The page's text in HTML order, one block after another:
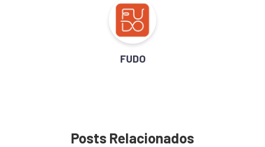
FUDO
Posts Relacionados